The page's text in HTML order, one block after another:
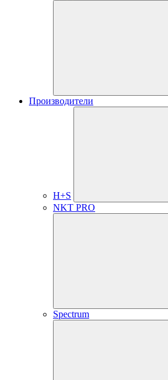
Производители
H+S
NKT PRO
Spectrum